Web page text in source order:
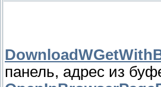
панель, адрес из